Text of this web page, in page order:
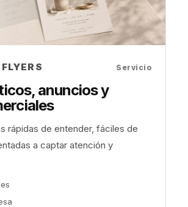
Servicio
anuncios y
rápidas de entender, fáciles de
a captar atención y